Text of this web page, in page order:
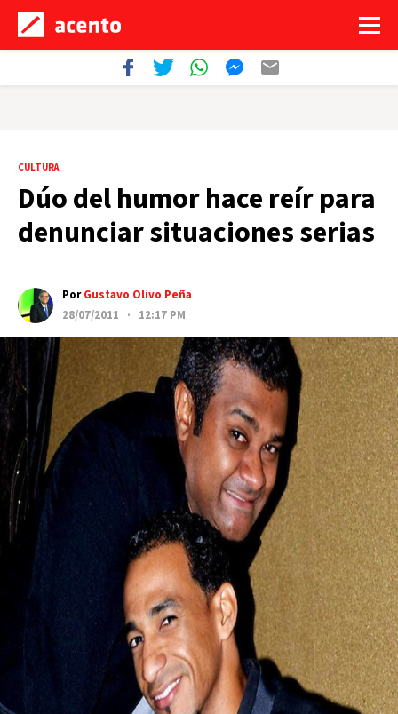
CULTURA
Dúo del humor hace reír para
denunciar situaciones serias
PorGustavo Olivo Peña
28/07/2011 · 12:17 PM